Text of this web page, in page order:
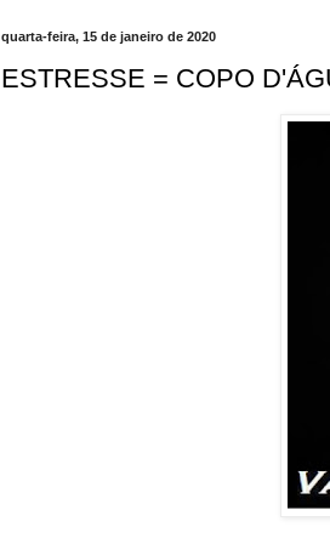
quarta-feira, 15 de janeiro de 2020
ESTRESSE = COPO